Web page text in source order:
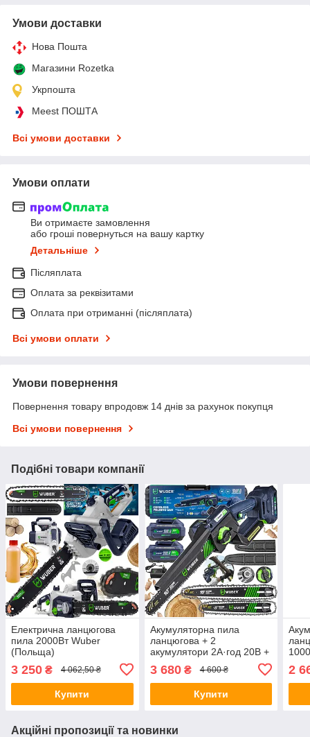
Умови доставки
Нова Пошта
Магазини Rozetka
Укрпошта
Meest ПОШТА
Всі умови доставки
Умови оплати
Ви отримаєте замовлення
або гроші повернуться на вашу картку
Детальніше
Післяплата
Оплата за реквізитами
Оплата при отриманні (післяплата)
Всі умови оплати
Умови повернення
Повернення товару впродовж 14 днів за рахунок покупця
Всі умови повернення
Подібні товари компанії
Електрична ланцюгова
пила 2000Вт Wuber
(Польща)
3 250 ₴ 4 062,50 ₴
Купити
Акумуляторна пила
ланцюгова + 2
акумулятори 2А·год 20В +
2 шини Wuber (Польща)
3 680₴ 4 600 ₴
Купити
2
Акційні пропозиції та новинки